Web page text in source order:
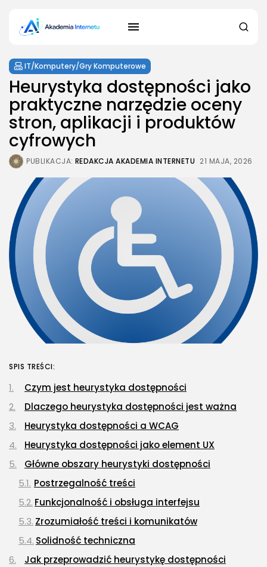
IT/Komputery/Gry Komputerowe
Heurystyka dostępności jako
praktyczne narzędzie oceny
stron, aplikacji i produktów
cyfrowych
PUBLIKACJA: REDAKCJA AKADEMIA INTERNETU 21 MAJA, 2026
SPIS TREŚCI:
Czym jest heurystyka dostępności
Dlaczego heurystyka dostępności jest ważna
Heurystyka dostępności a WCAG
Heurystyka dostępności jako element UX
Główne obszary heurystyki dostępności
Postrzegalność treści
Funkcjonalność i obsługa interfejsu
Zrozumiałość treści i komunikatów
Solidność techniczna
Jak przeprowadzić heurystykę dostępności